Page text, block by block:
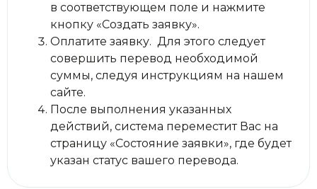
в соответствующем поле и нажмите
кнопку «Создать заявку».
Оплатите заявку. Для этого следует
совершить перевод необходимой
суммы, следуя инструкциям на нашем
сайте.
После выполнения указанных
действий, система переместит Вас на
страницу «Состояние заявки», где будет
указан статус вашего перевода.